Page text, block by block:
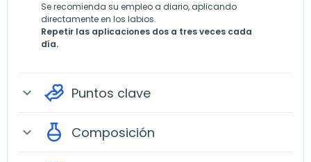
Se recomienda su empleo a diario, aplicando
directamente en los labios.
Repetir las aplicaciones dos a tres veces cada
día.
expand_more Puntos clave
expand_more Composición